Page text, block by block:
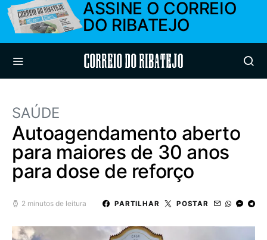
ASSINE O CORREIO
DO RIBATEJO
Correio do Ribatejo
SAÚDE
Autoagendamento aberto
para maiores de 30 anos
para dose de reforço
2 minutos de leitura PARTILHAR POSTAR